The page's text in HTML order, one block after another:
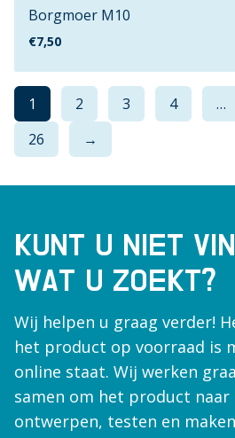
Borgmoer M10
€7,50
1 2 3 4 …
26
→
KUNT U NIET
WAT U ZOEKT?
Wij helpen u graag verder!
het product op voorraad is
online staat. Wij werken
samen om het product naar
ontwerpen, testen en